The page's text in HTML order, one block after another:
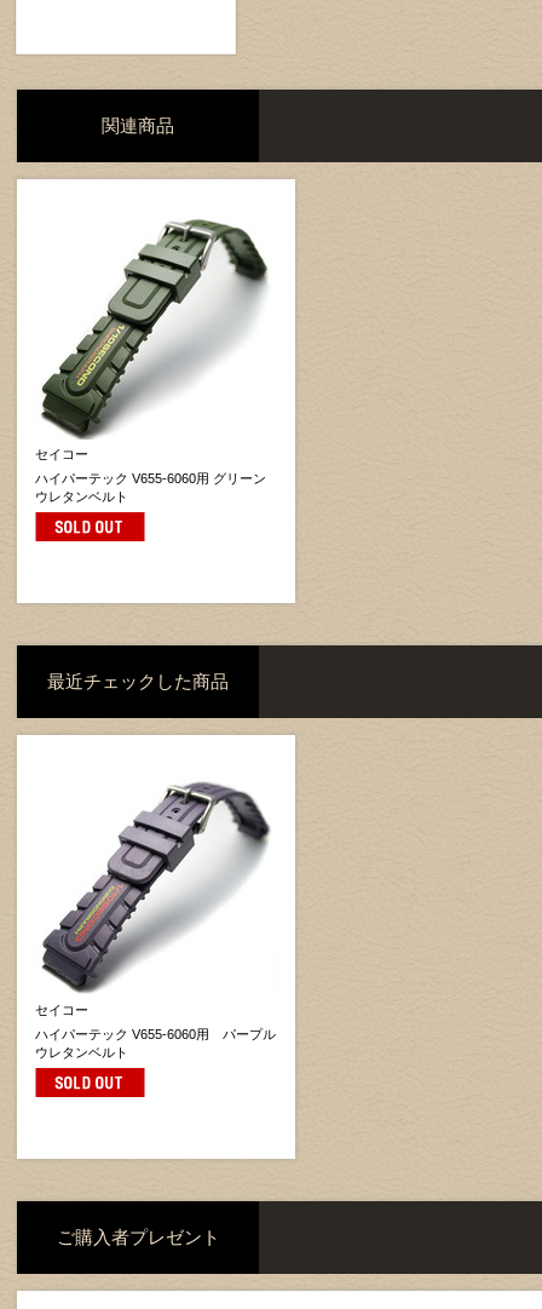
関連商品
セイコー
ハイパーテック V655-6060用 グリーン
ウレタンベルト
最近チェックした商品
セイコー
ハイパーテック V655-6060用 パープル
ウレタンベルト
ご購入者プレゼント